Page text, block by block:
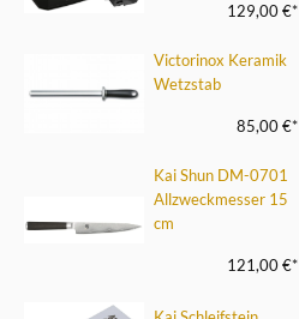
129,00 €*
Victorinox Keramik
Wetzstab
85,00 €*
Kai Shun DM-0701
Allzweckmesser 15
cm
121,00 €*